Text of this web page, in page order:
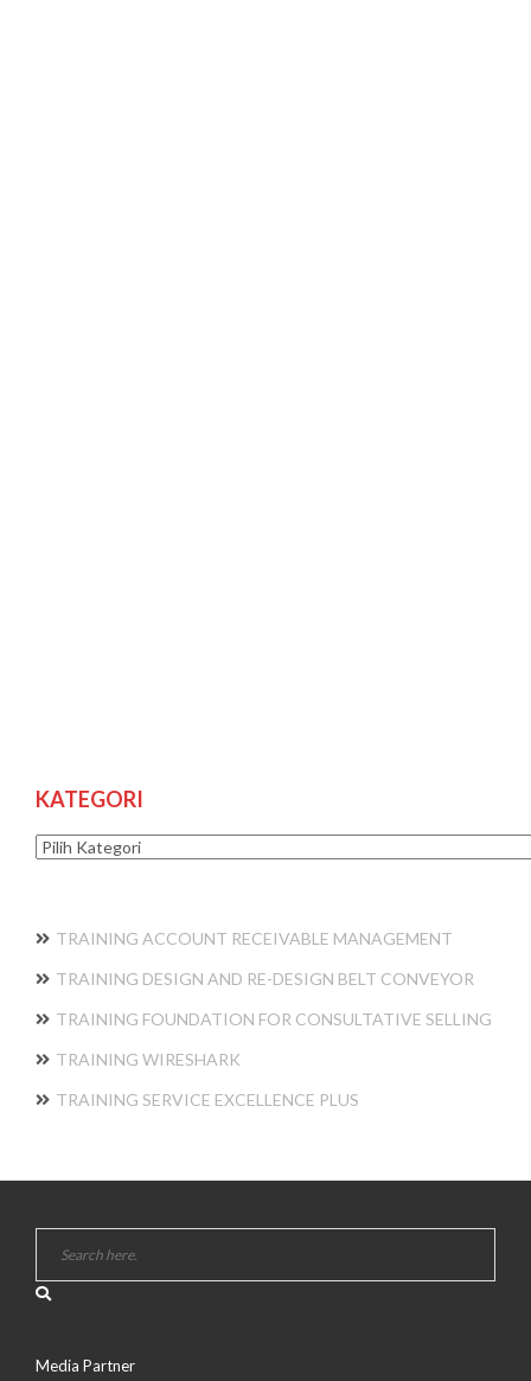
KATEGORI
Kategori
TRAINING ACCOUNT RECEIVABLE MANAGEMENT
TRAINING DESIGN AND RE-DESIGN BELT CONVEYOR
TRAINING FOUNDATION FOR CONSULTATIVE SELLING
TRAINING WIRESHARK
TRAINING SERVICE EXCELLENCE PLUS
Media Partner